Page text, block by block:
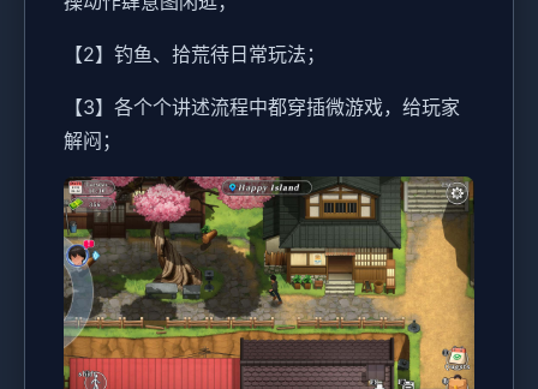
【2】钓鱼、拾荒待日常玩法；
【3】各个个讲述流程中都穿插微游戏，给玩家
解闷；